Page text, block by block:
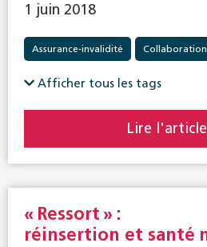
1 juin 2018
Assurance-invalidité
Réadaptation
Afficher tous les tags
Lire l'article
« Ressort » :
réinsertion et santé